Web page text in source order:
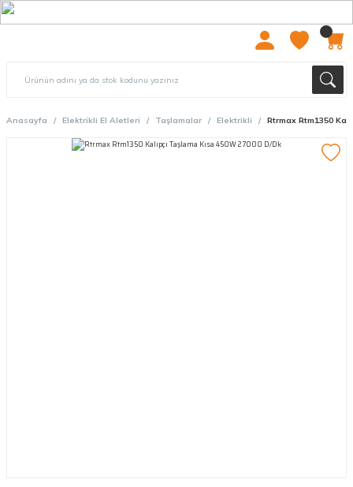
Anasayfa Elektrikli El Aletleri Taşlamalar Elektrikli Rtrmax Rtm1350